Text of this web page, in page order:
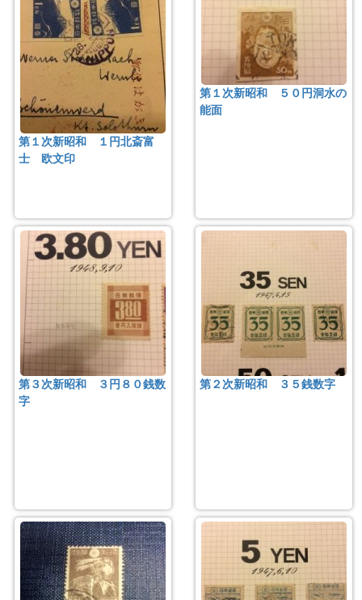
第１次新昭和 １円北斎富
士 欧文印
第１次新昭和 ５０円洞水の
能面
第３次新昭和 ３円８０銭数
字
第２次新昭和 ３５銭数字